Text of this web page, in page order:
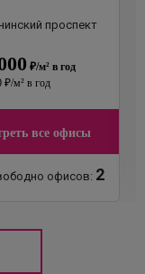
проспект
₽/м² в год
₽/м² в год
все офисы
офисов: 2